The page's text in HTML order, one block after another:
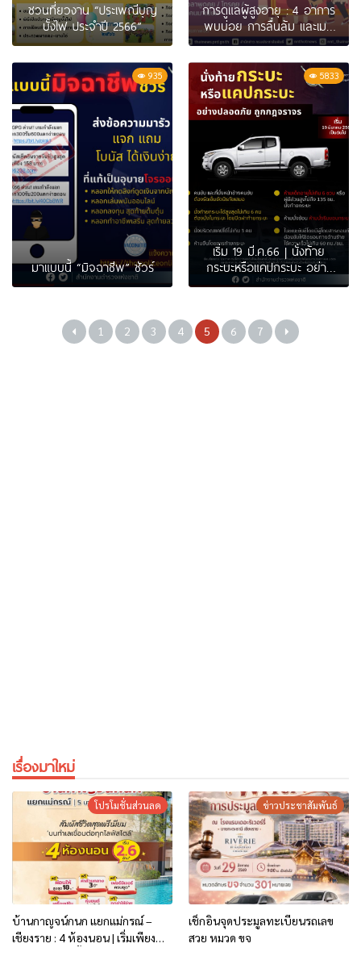
ชวนที่ยวงาน “ประเพณีบุญ
บั้งไฟ ประจำปี 2566”
การดูแลผู้สูงอายุ : 4 อาการ
พบบ่อย การลื่นล้ม และเมนู
อาหารบำรุงสมอง
935
มาแบบนี้ “มิจฉาชีพ” ชัวร์
5833
เริ่ม 19 มี.ค.66 | นั่งท้าย
กระบะหรือแคปกระบะ อย่าง
ปลอดภัย ถูกกฏจราจร
1 2 3 4 5 6 7
เรื่องมาใหม่
โปรโมชั่นส่วนลด
บ้านกาญจน์กนก แยกแม่กรณ์ –
เชียงราย : 4 ห้องนอน | เริ่มเพียง
ข่าวประชาสัมพันธ์
เช็กอินจุดประมูลทะเบียนรถเลข
สวย หมวด ขจ